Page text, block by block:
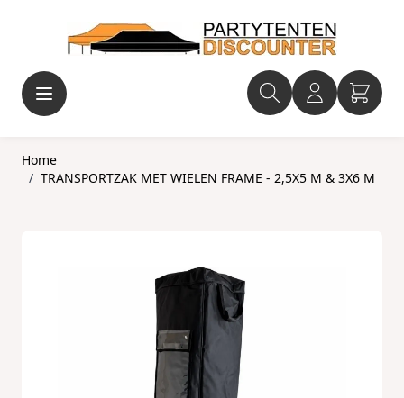
Home
/ TRANSPORTZAK MET WIELEN FRAME - 2,5X5 M & 3X6 M